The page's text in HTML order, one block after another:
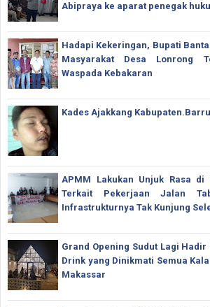
Abipraya ke aparat penegak
Hadapi Kekeringan, Bupati
Masyarakat Desa Lonrong
Waspada Kebakaran
Kades Ajakkang
APMM Lakukan Unjuk Rasa di
Terkait Pekerjaan Jalan
Infrastrukturnya Tak Kunjung
Grand Opening Sudut Lagi Hadir
Drink yang Dinikmati Semua
Makassar